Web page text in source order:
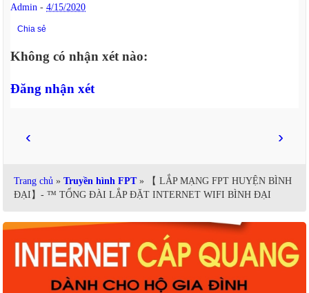
Admin -4/15/2020
Chia sẻ
Không có nhận xét nào:
Đăng nhận xét
‹ ›
Trang chủ » Truyền hình FPT » 【 LẮP MẠNG FPT HUYỆN BÌNH
ĐẠI】- ™ TỔNG ĐÀI LẮP ĐẶT INTERNET WIFI BÌNH ĐẠI